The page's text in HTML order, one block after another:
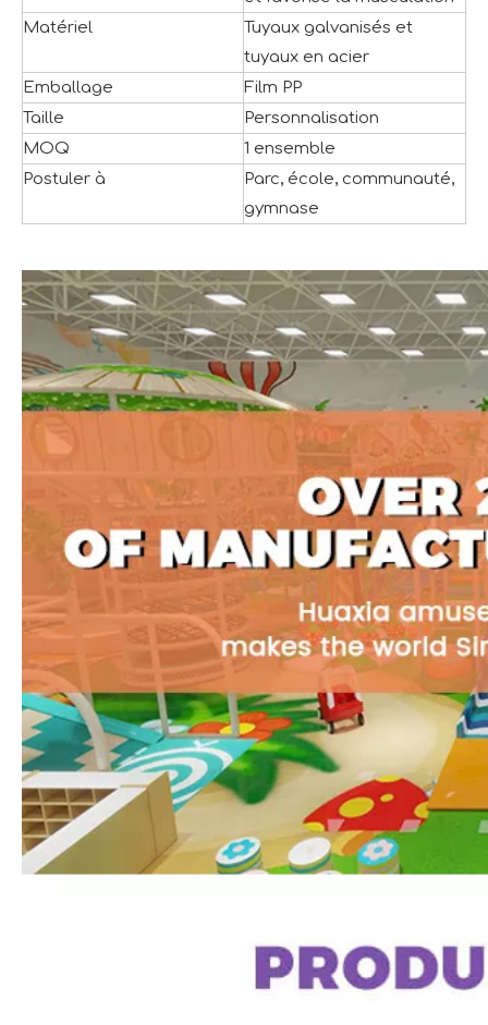
Matériel
Tuyaux galvanisés et
tuyaux en acier
Emballage
Film PP
Taille
Personnalisation
MOQ
1 ensemble
Postuler à
Parc, école, communauté,
gymnase